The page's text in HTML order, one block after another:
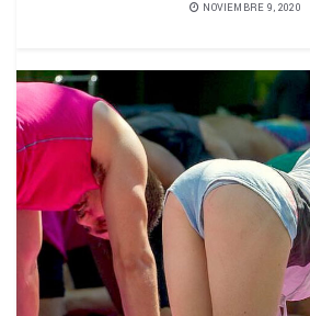
NOVIEMBRE 9, 2020